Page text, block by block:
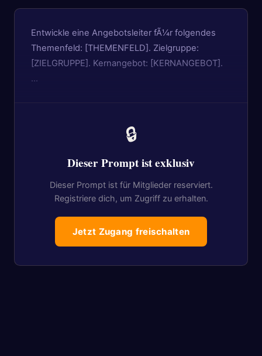
Entwickle eine Angebotsleiter fÃ¼r folgendes
Themenfeld: [THEMENFELD]. Zielgruppe:
[ZIELGRUPPE]. Kernangebot: [KERNANGEBOT].
…
🔒
Dieser Prompt ist exklusiv
Dieser Prompt ist für Mitglieder reserviert.
Registriere dich, um Zugriff zu erhalten.
Jetzt Zugang freischalten